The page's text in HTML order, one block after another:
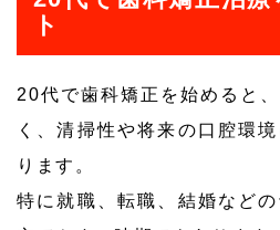
ト
20代で歯科矯正を始めると
く、清掃性や将来の口腔環
ります。
特に就職、転職、結婚など